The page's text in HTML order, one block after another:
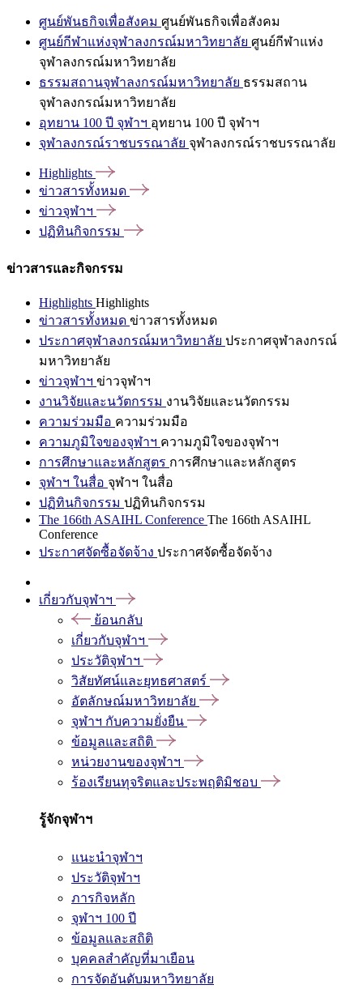
ศูนย์พันธกิจเพื่อสังคม ศูนย์พันธกิจเพื่อสังคม
ศูนย์กีฬาแห่งจุฬาลงกรณ์มหาวิทยาลัย ศูนย์กีฬาแห่ง
จุฬาลงกรณ์มหาวิทยาลัย
ธรรมสถานจุฬาลงกรณ์มหาวิทยาลัย ธรรมสถาน
จุฬาลงกรณ์มหาวิทยาลัย
อุทยาน 100 ปี จุฬาฯ อุทยาน 100 ปี จุฬาฯ
จุฬาลงกรณ์ราชบรรณาลัย จุฬาลงกรณ์ราชบรรณาลัย
Highlights
ข่าวสารทั้งหมด
ข่าวจุฬาฯ
ปฏิทินกิจกรรม
ข่าวสารและกิจกรรม
Highlights Highlights
ข่าวสารทั้งหมด ข่าวสารทั้งหมด
ประกาศจุฬาลงกรณ์มหาวิทยาลัย ประกาศจุฬาลงกรณ์
มหาวิทยาลัย
ข่าวจุฬาฯ ข่าวจุฬาฯ
งานวิจัยและนวัตกรรม งานวิจัยและนวัตกรรม
ความร่วมมือ ความร่วมมือ
ความภูมิใจของจุฬาฯ ความภูมิใจของจุฬาฯ
การศึกษาและหลักสูตร การศึกษาและหลักสูตร
จุฬาฯ ในสื่อ จุฬาฯ ในสื่อ
ปฏิทินกิจกรรม ปฏิทินกิจกรรม
The 166th ASAIHL Conference The 166th ASAIHL
Conference
ประกาศจัดซื้อจัดจ้าง ประกาศจัดซื้อจัดจ้าง
เกี่ยวกับจุฬาฯ
ย้อนกลับ
เกี่ยวกับจุฬาฯ
ประวัติจุฬาฯ
วิสัยทัศน์และยุทธศาสตร์
อัตลักษณ์มหาวิทยาลัย
จุฬาฯ กับความยั่งยืน
ข้อมูลและสถิติ
หน่วยงานของจุฬาฯ
ร้องเรียนทุจริตและประพฤติมิชอบ
รู้จักจุฬาฯ
แนะนำจุฬาฯ
ประวัติจุฬาฯ
ภารกิจหลัก
จุฬาฯ 100 ปี
ข้อมูลและสถิติ
บุคคลสำคัญที่มาเยือน
การจัดอันดับมหาวิทยาลัย